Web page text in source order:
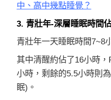
中、高中幾點睡覺？
3. 青壯年-深層睡眠時間
青壯年一天睡眠時間7~8
其中清醒約佔了16小時
小時，剩餘的5.5小時則
眠)。